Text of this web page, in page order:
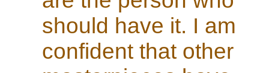
should have it. I am
confident that other